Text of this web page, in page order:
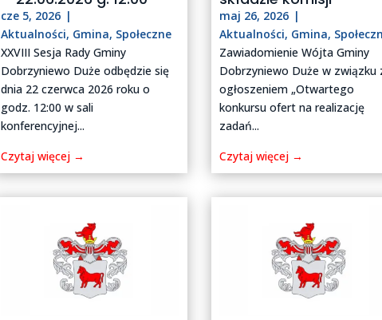
cze 5, 2026 |
Aktualności, Gmina, Społeczne
XXVIII Sesja Rady Gminy
Dobrzyniewo Duże odbędzie się
dnia 22 czerwca 2026 roku o
godz. 12:00 w sali
konferencyjnej...
Czytaj więcej →
maj 26, 2026 |
Aktualności, Gmina,
Zawiadomienie Wójta Gminy
Dobrzyniewo Duże w związku
ogłoszeniem „Otwartego
konkursu ofert na realizację
zadań...
Czytaj więcej →